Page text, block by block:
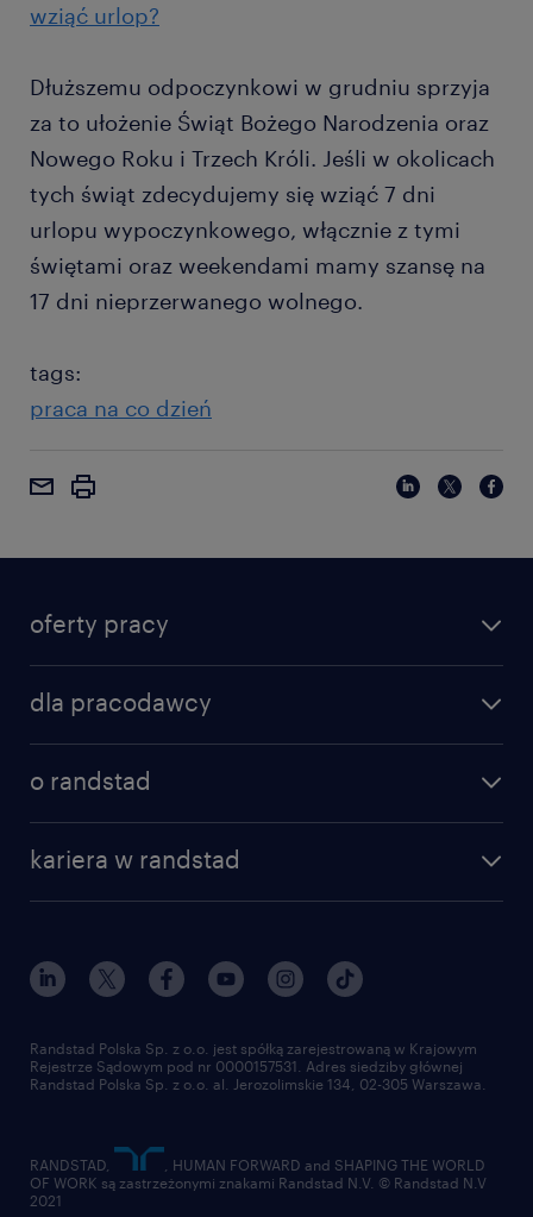
wziąć urlop?
Dłuższemu odpoczynkowi w grudniu sprzyja
za to ułożenie Świąt Bożego Narodzenia oraz
Nowego Roku i Trzech Króli. Jeśli w okolicach
tych świąt zdecydujemy się wziąć 7 dni
urlopu wypoczynkowego, włącznie z tymi
świętami oraz weekendami mamy szansę na
17 dni nieprzerwanego wolnego.
tags:
praca na co dzień
oferty pracy
dla pracodawcy
o randstad
kariera w randstad
Randstad Polska Sp. z o.o. jest spółką zarejestrowaną w Krajowym
Rejestrze Sądowym pod nr 0000157531. Adres siedziby głównej
Randstad Polska Sp. z o.o. al. Jerozolimskie 134, 02-305 Warszawa.
RANDSTAD,
, HUMAN FORWARD and SHAPING THE WORLD
OF WORK są zastrzeżonymi znakami Randstad N.V. © Randstad N.V
2021